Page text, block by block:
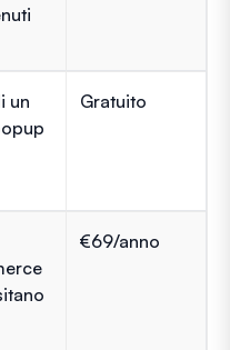
un
Gratuito
€69/anno